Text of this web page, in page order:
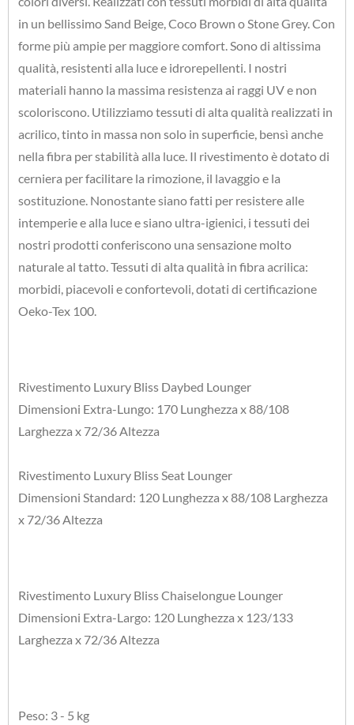
in un bellissimo Sand Beige, Coco Brown o Stone Grey. Con
forme più ampie per maggiore comfort. Sono di altissima
qualità, resistenti alla luce e idrorepellenti. I nostri
materiali hanno la massima resistenza ai raggi UV e non
scoloriscono. Utilizziamo tessuti di alta qualità realizzati in
acrilico, tinto in massa non solo in superficie, bensì anche
nella fibra per stabilità alla luce. Il rivestimento è dotato di
cerniera per facilitare la rimozione, il lavaggio e la
sostituzione. Nonostante siano fatti per resistere alle
intemperie e alla luce e siano ultra-igienici, i tessuti dei
nostri prodotti conferiscono una sensazione molto
naturale al tatto. Tessuti di alta qualità in fibra acrilica:
morbidi, piacevoli e confortevoli, dotati di certificazione
Oeko-Tex 100.
Rivestimento Luxury Bliss Daybed Lounger
Dimensioni Extra-Lungo: 170 Lunghezza x 88/108
Larghezza x 72/36 Altezza
Rivestimento Luxury Bliss Seat Lounger
Dimensioni Standard: 120 Lunghezza x 88/108 Larghezza
x 72/36 Altezza
Rivestimento Luxury Bliss Chaiselongue Lounger
Dimensioni Extra-Largo: 120 Lunghezza x 123/133
Larghezza x 72/36 Altezza
Peso: 3 - 5 kg